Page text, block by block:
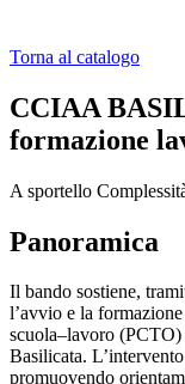
Torna al catalogo
CCIAA
formazione
A sportello
Panoramica
Il bando sostiene,
l’avvio e la
scuola–lavoro
Basilicata.
promuovendo